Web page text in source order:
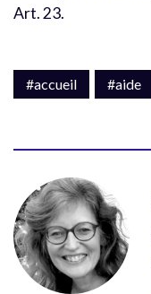
Art. 23.
#accueil #aide